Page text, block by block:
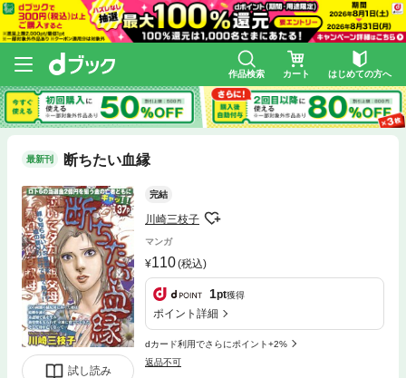
作品検索 カート はじめての方へ
最新刊 断ちたい血縁
試し読み
完結
川崎三枝子
マンガ
110(税込)
1pt獲得
ポイント詳細
dカード利用でさらにポイント+2%
返品不可